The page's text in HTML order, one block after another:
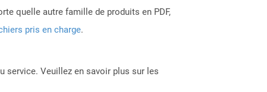
quelle autre famille de produits en PDF,
pris en charge.
service. Veuillez en savoir plus sur les